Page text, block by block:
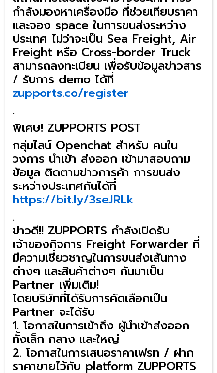
กำลังมองหาเครื่องมือ ที่ช่วยเทียบราคา
และจอง space ในการขนส่งระหว่าง
ประเทศ ไม่ว่าจะเป็น Sea Freight, Air
Freight หรือ Cross-border Truck
สามารถลงทะเบียน เพื่อรับข้อมูลข่าวสาร
/ รับการ demo ได้ที่
zupports.co/register
.
พิเศษ! ZUPPORTS POST
กลุ่มไลน์Openchat สำหรับ คนใน
วงการ นำเข้า ส่งออก เข้ามาสอบถาม
ข้อมูล ติดตามข่าวการค้า การขนส่ง
ระหว่างประเทศกันได้ที่
https://bit.ly/3seJRLk
.
ข่าวดี!! ZUPPORTS กำลังเปิดรับ
เจ้าของกิจการ Freight Forwarder ที่
มีความเชี่ยวชาญในการขนส่งเส้นทาง
ต่างๆ และสินค้าต่างๆ กันมาเป็น
Partner เพิ่มเติม!
โดยบริษัทที่ได้รับการคัดเลือกเป็น
Partner จะได้รับ
1. โอกาสในการเข้าถึง ผู้นำเข้าส่งออก
ทั้งเล็ก กลาง และใหญ่
2. โอกาสในการเสนอราคาเฟรท / ฝาก
ราคาขายไว้กับ platform ZUPPORTS